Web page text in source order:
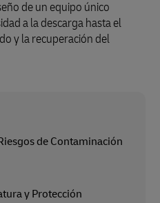
de un equipo único
a la descarga hasta el
y la recuperación del
de Contaminación
y Protección